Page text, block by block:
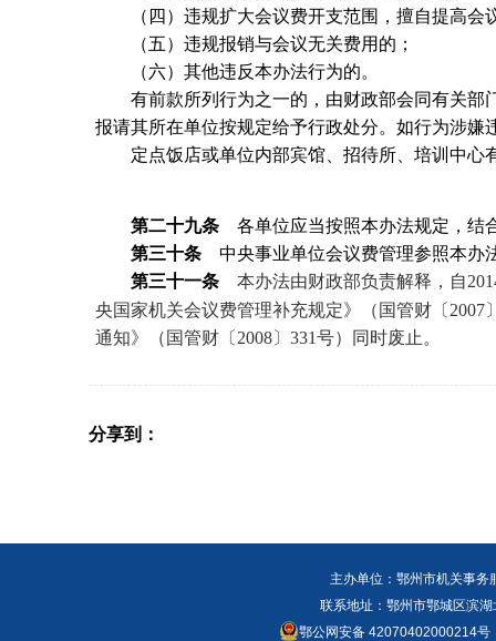
（四）违规扩大会议费开支范围，擅自提高会
（五）违规报销与会议无关费用的；
（六）其他违反本办法行为的。
有前款所列行为之一的，由财政部会同有关部
报请其所在单位按规定给予行政处分。如行为涉嫌
定点饭店或单位内部宾馆、招待所、培训中心
第二十九条 各单位应当按照本办法规定，结
第三十条 中央事业单位会议费管理参照本办
第三十一条 本办法由财政部负责解释，自
央国家机关会议费管理补充规定》（国管财〔
通知》（国管财〔2008〕331号）同时废止。
分享到：
主办单位：鄂州市机关事
联系地址：鄂州市鄂城区滨
鄂公网安备 42070402000214号